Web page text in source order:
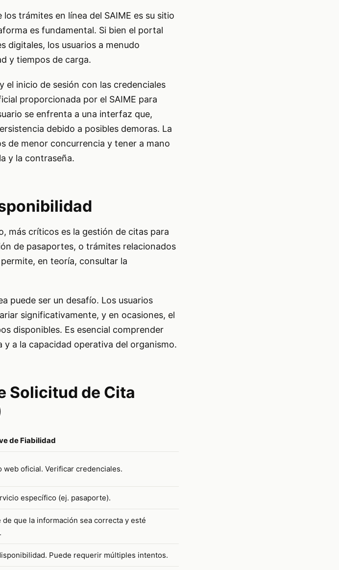
trámites en línea del SAIME es su sitio
es fundamental. Si bien el portal
digitales, los usuarios a menudo
y tiempos de carga.
el inicio de sesión con las credenciales
proporcionada por el SAIME para
se enfrenta a una interfaz que,
debido a posibles demoras. La
de menor concurrencia y tener a mano
y la contraseña.
más críticos es la gestión de citas para
de pasaportes, o trámites relacionados
en teoría, consultar la
puede ser un desafío. Los usuarios
significativamente, y en ocasiones, el
disponibles. Es esencial comprender
a la capacidad operativa del organismo.
Solicitud de Cita
de Fiabilidad
web oficial. Verificar credenciales.
específico (ej. pasaporte).
de que la información sea correcta y esté
Puede requerir múltiples intentos.